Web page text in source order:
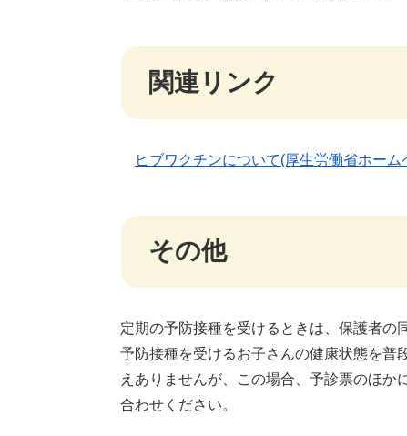
関連リンク
ヒブワクチンについて(厚生労働省ホーム
その他
定期の予防接種を受けるときは、保護者の
予防接種を受けるお子さんの健康状態を普
えありませんが、この場合、予診票のほ
合わせください。